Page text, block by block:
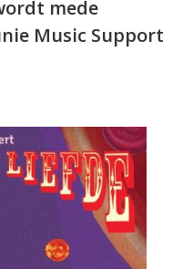
mede
Music Support